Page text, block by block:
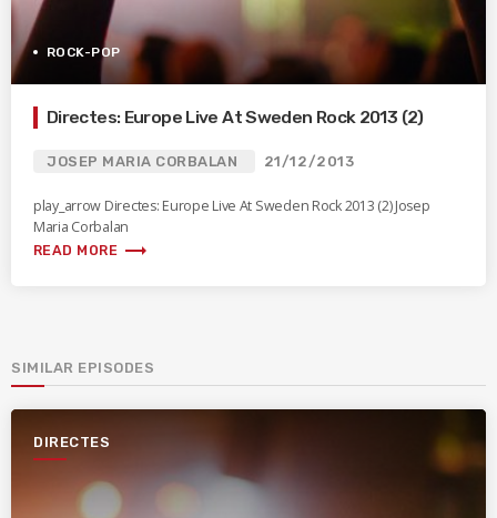
ROCK-POP
Directes: Europe Live At Sweden Rock 2013 (2)
JOSEP MARIA CORBALAN 21/12/2013
play_arrow Directes: Europe Live At Sweden Rock 2013 (2) Josep
Maria Corbalan
READ MORE trending_flat
SIMILAR EPISODES
DIRECTES